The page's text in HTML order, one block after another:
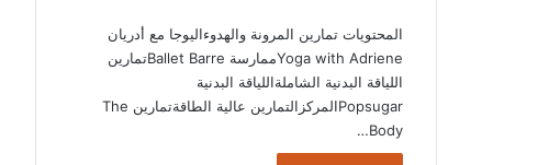
المحتويات تمارين المرونة والهدوءاليوجا مع أدريان
Yoga with Adrieneممارسة Ballet Barreتمارين
اللياقة البدنية الشاملةاللياقة البدنية
Popsugarالمركزالتمارين عالية الطاقةتمارين The
Body…